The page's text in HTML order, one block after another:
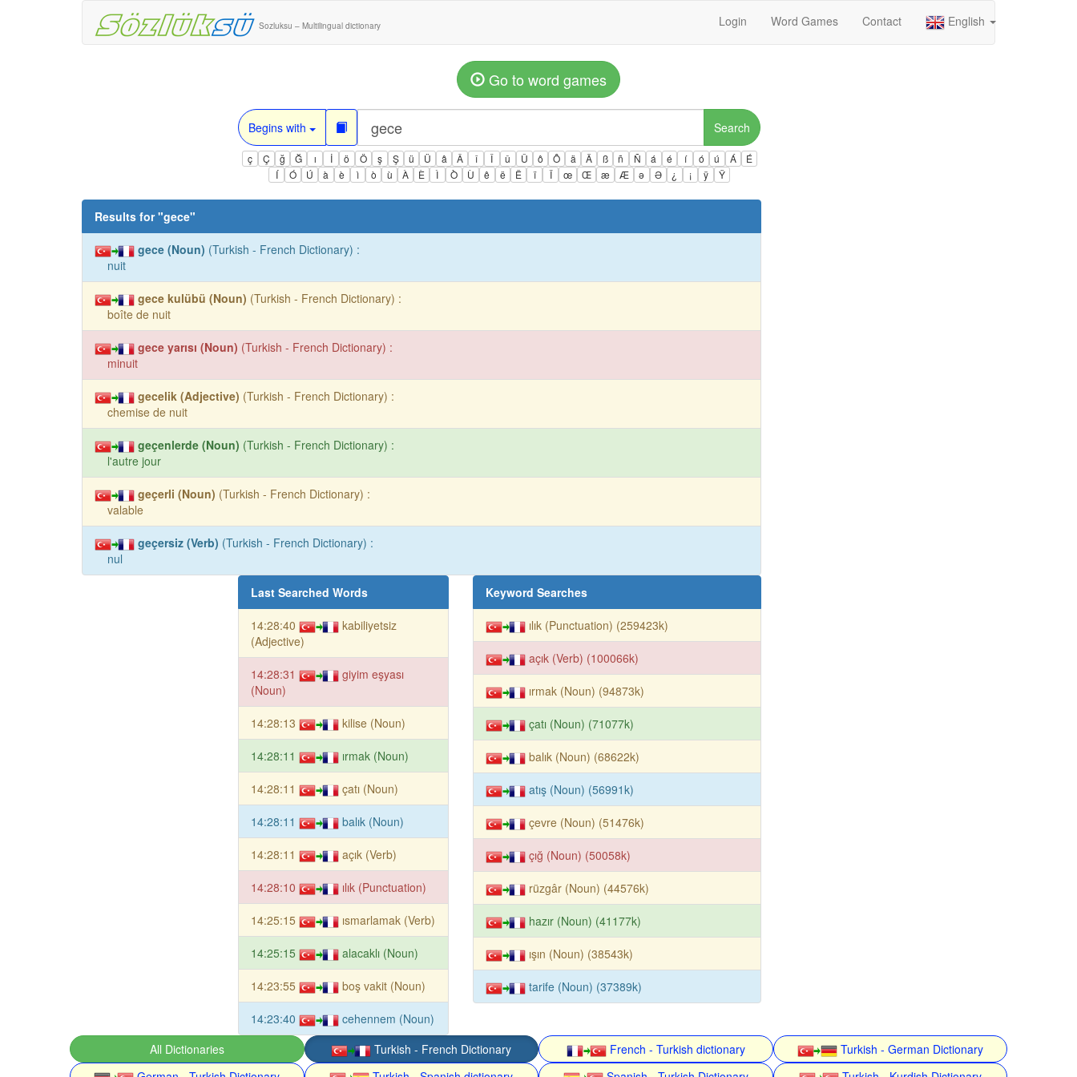
Sozluksu – Multilingual dictionary Login Word Games Contact English
Go to word games
Begins with Search
ç Ç ğ Ğ ı İ ö Ö ş Ş ü Ü â Â î Î û Û ô Ô ä Ä ß ñ Ñ á é í ó ú Á
É
Í
Ó Ú à è ì ò ù À È Ì Ò Ù ê ë Ë ï Ï œ Œ æ Æ ə Ə ¿ ¡ ÿ Ÿ
Results for "gece"
gece (Noun) (Turkish - French Dictionary) :
nuit
gece kulübü (Noun) (Turkish - French Dictionary) :
boîte de nuit
gece yarısı (Noun) (Turkish - French Dictionary) :
minuit
gecelik (Adjective) (Turkish - French Dictionary) :
chemise de nuit
geçenlerde (Noun) (Turkish - French Dictionary) :
l'autre jour
geçerli (Noun) (Turkish - French Dictionary) :
valable
geçersiz (Verb) (Turkish - French Dictionary) :
nul
Last Searched Words
14:28:40
kabiliyetsiz
(Adjective)
14:28:31
giyim eşyası
(Noun)
14:28:13 kilise (Noun)
14:28:11 ırmak (Noun)
14:28:11 çatı (Noun)
14:28:11 balık (Noun)
14:28:11 açık (Verb)
14:28:10 ılık (Punctuation)
14:25:15 ısmarlamak (Verb)
14:25:15 alacaklı (Noun)
14:23:55 boş vakit (Noun)
14:23:40 cehennem (Noun)
Keyword Searches
ılık (Punctuation) (259423k)
açık (Verb) (100066k)
ırmak (Noun) (94873k)
çatı (Noun) (71077k)
balık (Noun) (68622k)
atış (Noun) (56991k)
çevre (Noun) (51476k)
çığ (Noun) (50058k)
rüzgâr (Noun) (44576k)
hazır (Noun) (41177k)
ışın (Noun) (38543k)
tarife (Noun) (37389k)
All Dictionaries Turkish - French Dictionary French - Turkish dictionary
Turkish - German Dictionary